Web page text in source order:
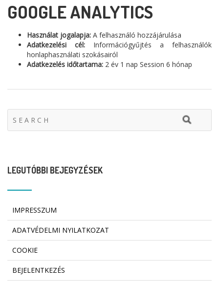
GOOGLE ANALYTICS
Használat jogalapja: A felhasználó hozzájárulása
Adatkezelési cél: Információgyűjtés a felhasználók
honlaphasználati szokásairól
Adatkezelés időtartama: 2 év 1 nap Session 6 hónap
LEGUTÓBBI BEJEGYZÉSEK
IMPRESSZUM
ADATVÉDELMI NYILATKOZAT
COOKIE
BEJELENTKEZÉS